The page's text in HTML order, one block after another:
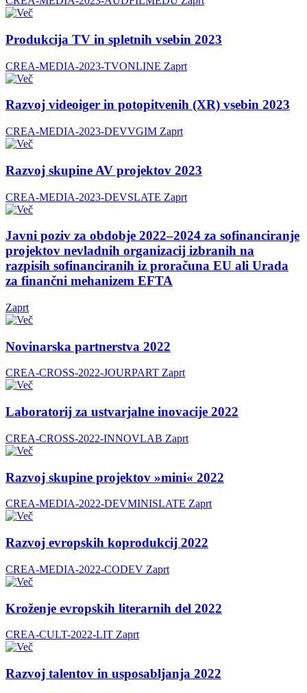
Produkcija TV in spletnih vsebin 2023
CREA-MEDIA-2023-TVONLINE Zaprt
Razvoj videoiger in potopitvenih (XR) vsebin 2023
CREA-MEDIA-2023-DEVVGIM Zaprt
Razvoj skupine AV projektov 2023
CREA-MEDIA-2023-DEVSLATE Zaprt
Javni poziv za obdobje 2022–2024 za sofinanciranje
projektov nevladnih organizacij izbranih na
razpisih sofinanciranih iz proračuna EU ali Urada
za finančni mehanizem EFTA
Zaprt
Novinarska partnerstva 2022
CREA-CROSS-2022-JOURPART Zaprt
Laboratorij za ustvarjalne inovacije 2022
CREA-CROSS-2022-INNOVLAB Zaprt
Razvoj skupine projektov »mini« 2022
CREA-MEDIA-2022-DEVMINISLATE Zaprt
Razvoj evropskih koprodukcij 2022
CREA-MEDIA-2022-CODEV Zaprt
Kroženje evropskih literarnih del 2022
CREA-CULT-2022-LIT Zaprt
Razvoj talentov in usposabljanja 2022